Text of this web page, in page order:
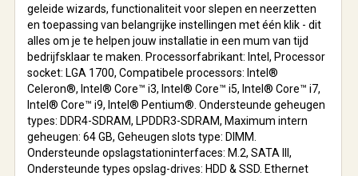
geleide wizards, functionaliteit voor slepen en neerzetten
en toepassing van belangrijke instellingen met één klik - dit
alles om je te helpen jouw installatie in een mum van tijd
bedrijfsklaar te maken. Processorfabrikant: Intel, Processor
socket: LGA 1700, Compatibele processors: Intel®
Celeron®, Intel® Core™ i3, Intel® Core™ i5, Intel® Core™ i7,
Intel® Core™ i9, Intel® Pentium®. Ondersteunde geheugen
types: DDR4-SDRAM, LPDDR3-SDRAM, Maximum intern
geheugen: 64 GB, Geheugen slots type: DIMM.
Ondersteunde opslagstationinterfaces: M.2, SATA III,
Ondersteunde types opslag-drives: HDD & SSD. Ethernet